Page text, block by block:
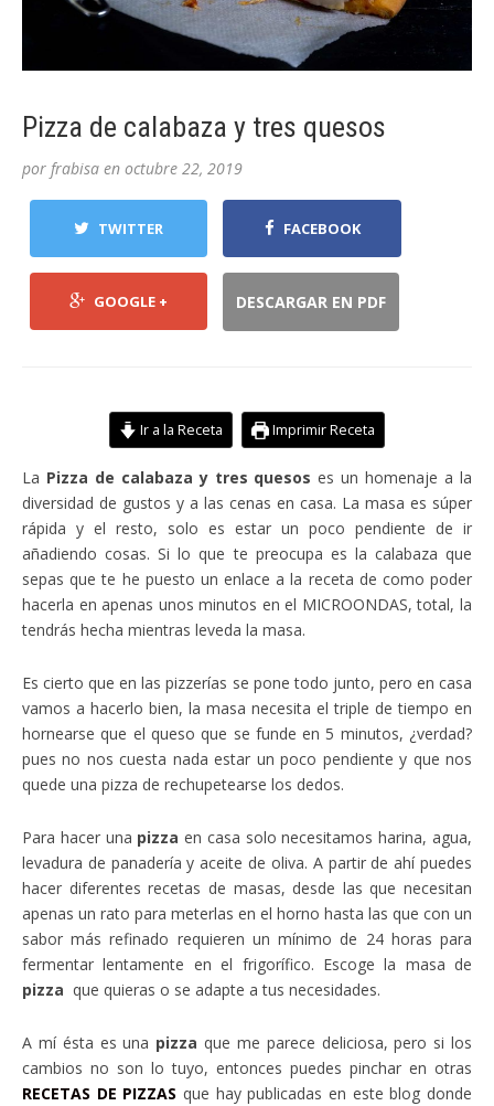
Pizza de calabaza y tres quesos
por frabisa en octubre 22, 2019
TWITTER FACEBOOK
GOOGLE + DESCARGAR EN PDF
Ir a la Receta Imprimir Receta
La Pizza de calabaza y tres quesos es un homenaje a la
diversidad de gustos y a las cenas en casa. La masa es súper
rápida y el resto, solo es estar un poco pendiente de ir
añadiendo cosas. Si lo que te preocupa es la calabaza que
sepas que te he puesto un enlace a la receta de como poder
hacerla en apenas unos minutos en el MICROONDAS, total, la
tendrás hecha mientras leveda la masa.
Es cierto que en las pizzerías se pone todo junto, pero en casa
vamos a hacerlo bien, la masa necesita el triple de tiempo en
hornearse que el queso que se funde en 5 minutos, ¿verdad?
pues no nos cuesta nada estar un poco pendiente y que nos
quede una pizza de rechupetearse los dedos.
Para hacer una pizza en casa solo necesitamos harina, agua,
levadura de panadería y aceite de oliva. A partir de ahí puedes
hacer diferentes recetas de masas, desde las que necesitan
apenas un rato para meterlas en el horno hasta las que con un
sabor más refinado requieren un mínimo de 24 horas para
fermentar lentamente en el frigorífico. Escoge la masa de
pizza que quieras o se adapte a tus necesidades.
A mí ésta es una pizza que me parece deliciosa, pero si los
cambios no son lo tuyo, entonces puedes pinchar en otras
RECETAS DE PIZZAS que hay publicadas en este blog donde